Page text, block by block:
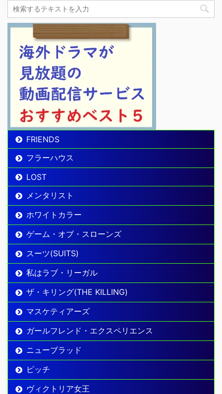
FRIENDS
フラーハウス
LOST
メンタリスト
ホワイトカラー
ゲーム・オブ・スローンズ
スーツ(SUITS)
私はラブ・リーガル
ザ・キリング(THE KILLING)
マスケティアーズ
ガールフレンド・エクスペリエンス
ニューブラッド
ピッチ
ヴィクトリア女王